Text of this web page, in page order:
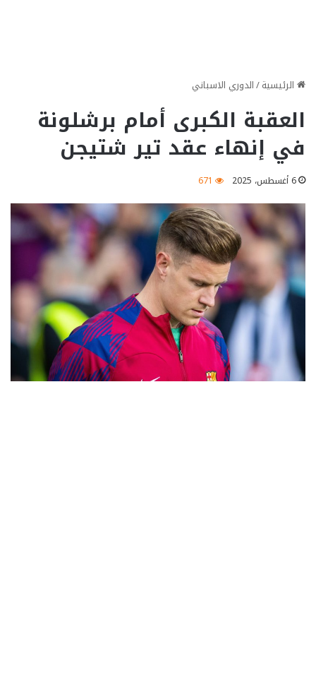
الرئيسية/الدوري الاسباني
العقبة الكبرى أمام برشلونة
في إنهاء عقد تير شتيجن
6 أغسطس، 2025 671